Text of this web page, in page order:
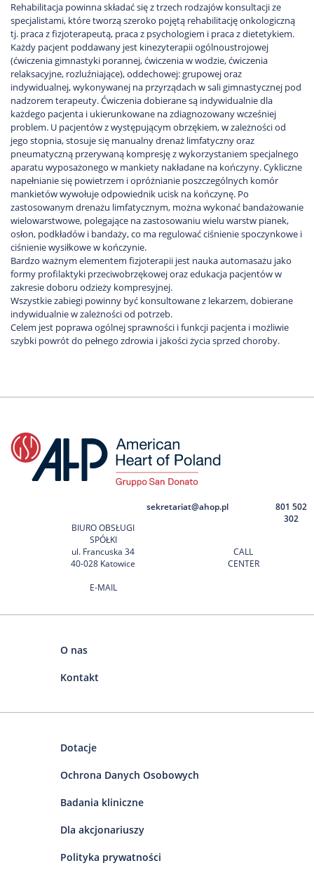
Rehabilitacja powinna składać się z trzech rodzajów konsultacji ze
specjalistami, które tworzą szeroko pojętą rehabilitację onkologiczną
tj. praca z fizjoterapeutą, praca z psychologiem i praca z dietetykiem.
Każdy pacjent poddawany jest kinezyterapii ogólnoustrojowej
(ćwiczenia gimnastyki porannej, ćwiczenia w wodzie, ćwiczenia
relaksacyjne, rozluźniające), oddechowej: grupowej oraz
indywidualnej, wykonywanej na przyrządach w sali gimnastycznej pod
nadzorem terapeuty. Ćwiczenia dobierane są indywidualnie dla
każdego pacjenta i ukierunkowane na zdiagnozowany wcześniej
problem. U pacjentów z występującym obrzękiem, w zależności od
jego stopnia, stosuje się manualny drenaż limfatyczny oraz
pneumatyczną przerywaną kompresję z wykorzystaniem specjalnego
aparatu wyposażonego w mankiety nakładane na kończyny. Cykliczne
napełnianie się powietrzem i opróżnianie poszczególnych komór
mankietów wywołuje odpowiednik ucisk na kończynę. Po
zastosowanym drenażu limfatycznym, można wykonać bandażowanie
wielowarstwowe, polegające na zastosowaniu wielu warstw pianek,
osłon, podkładów i bandaży, co ma regulować ciśnienie spoczynkowe i
ciśnienie wysiłkowe w kończynie.
Bardzo ważnym elementem fizjoterapii jest nauka automasażu jako
formy profilaktyki przeciwobrzękowej oraz edukacja pacjentów w
zakresie doboru odzieży kompresyjnej.
Wszystkie zabiegi powinny być konsultowane z lekarzem, dobierane
indywidualnie w zależności od potrzeb.
Celem jest poprawa ogólnej sprawności i funkcji pacjenta i możliwie
szybki powrót do pełnego zdrowia i jakości życia sprzed choroby.
BIURO OBSŁUGI
SPÓŁKI
ul. Francuska 34
40-028 Katowice
E-MAIL
sekretariat@ahop.pl
CALL
CENTER
801 502
302
O nas
Kontakt
Dotacje
Ochrona Danych Osobowych
Badania kliniczne
Dla akcjonariuszy
Polityka prywatności